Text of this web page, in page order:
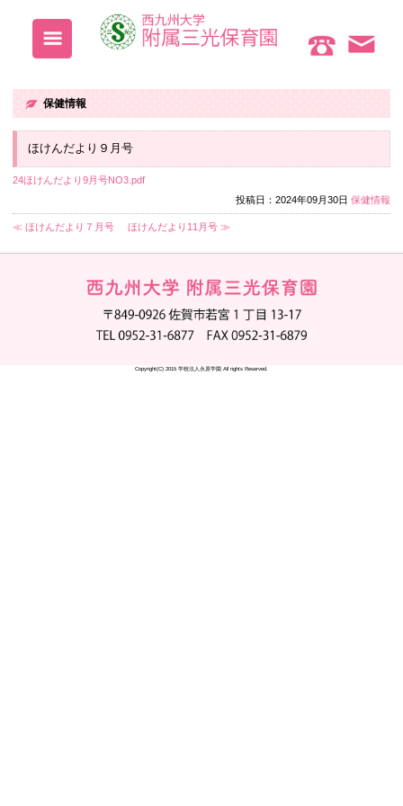
保健情報
ほけんだより９月号
24ほけんだより9月号NO3.pdf
≪ ほけんだより７月号 ほけんだより11月号 ≫